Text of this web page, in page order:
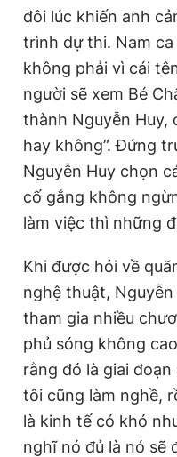
đôi lúc khiến anh
trình dự thi. Nam
không phải vì cái
người sẽ xem Bé
thành Nguyễn Huy,
hay không”. Đứng
Nguyễn Huy chọn
cố gắng không
làm việc thì những
Khi được hỏi về
nghệ thuật,
tham gia nhiều
phủ sóng không
rằng đó là giai
tôi cũng làm nghề,
là kinh tế có khó
nghĩ nó đủ là nó sẽ